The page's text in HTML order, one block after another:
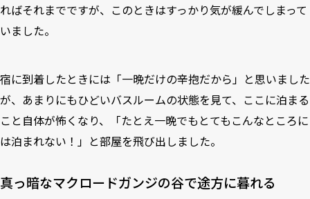
ればそれまでですが、このときはすっかり気が緩んでしまって
いました。
宿に到着したときには「一晩だけの辛抱だから」と思いました
が、あまりにもひどいバスルームの状態を見て、ここに泊まる
こと自体が怖くなり、「たとえ一晩でもとてもこんなところに
は泊まれない！」と部屋を飛び出しました。
真っ暗なマクロードガンジの谷で途方に暮れる